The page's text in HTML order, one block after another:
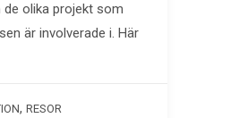
olika projekt som
är involverade i. Här
, RESOR